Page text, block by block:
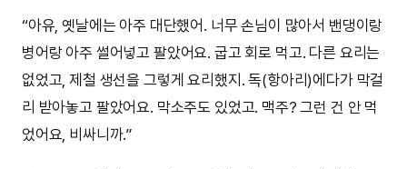
“아유, 옛날에는 아주 대단했어. 너무 손님이 많아서 밴댕이랑
병어랑 아주 썰어넣고 팔았어요. 굽고 회로 먹고. 다른 요리는
없었고, 제철 생선을 그렇게 요리했지. 독(항아리)에다가 막걸
리 받아놓고 팔았어요. 막소주도 있었고. 맥주? 그런 건 안 먹
었어요, 비싸니까.”